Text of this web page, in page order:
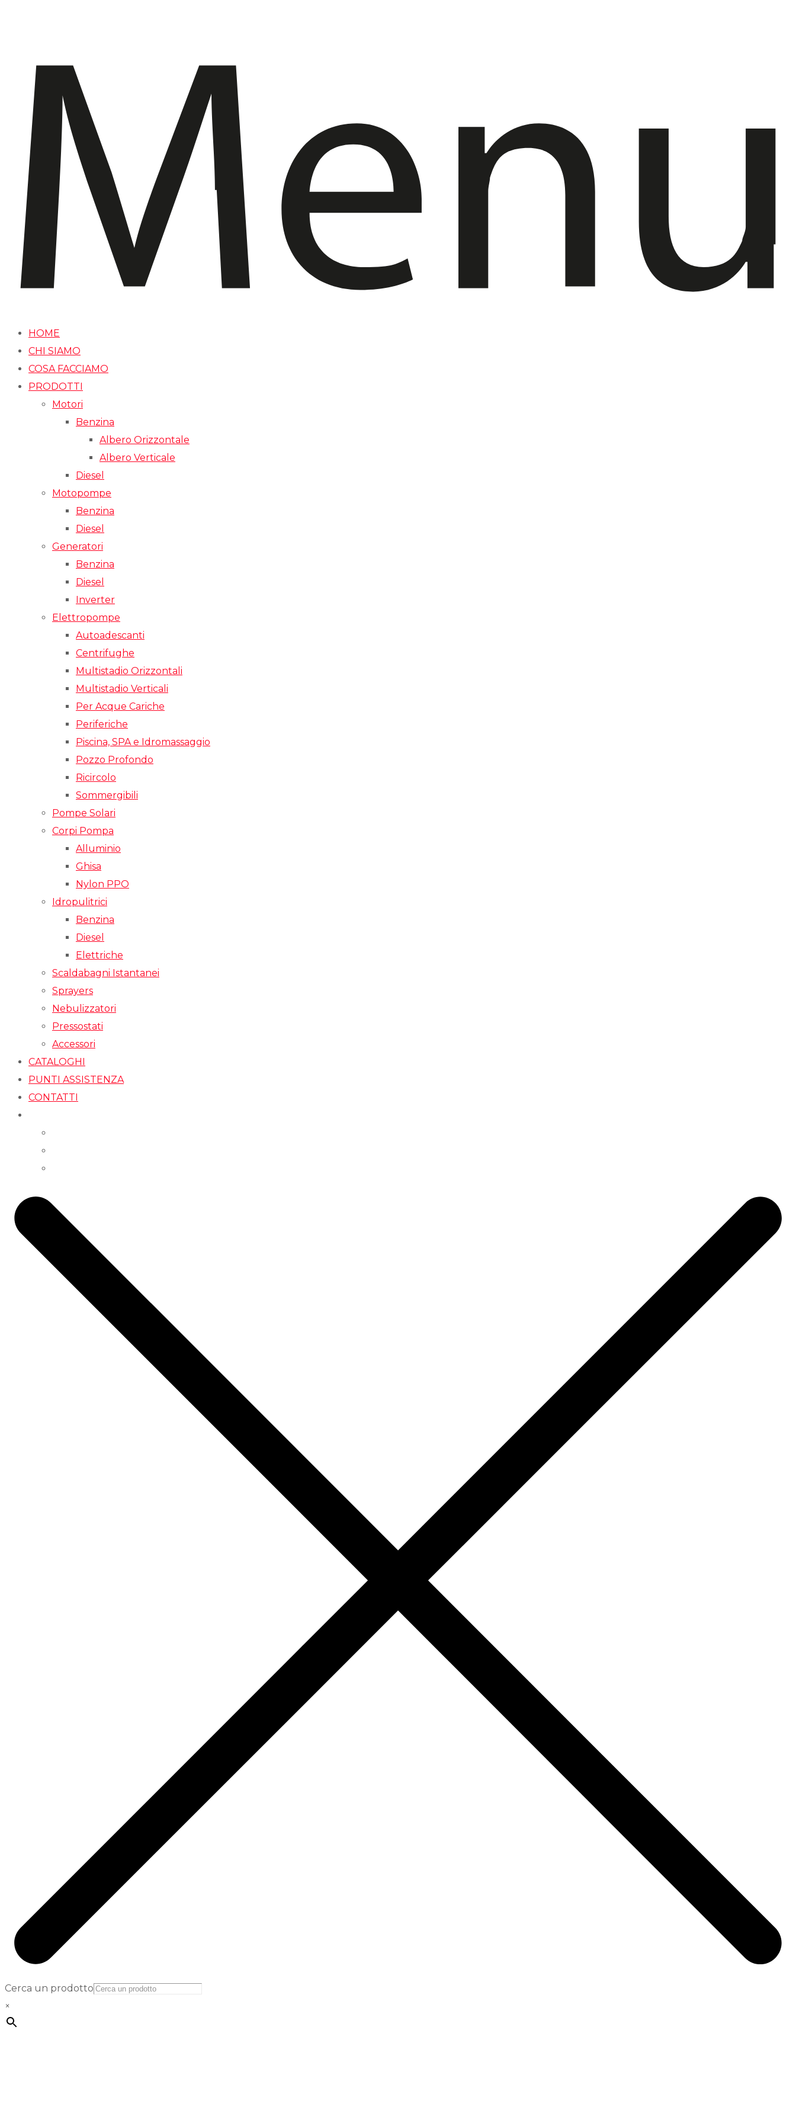
HOME
CHI SIAMO
COSA FACCIAMO
PRODOTTI
Motori
Benzina
Albero Orizzontale
Albero Verticale
Diesel
Motopompe
Benzina
Diesel
Generatori
Benzina
Diesel
Inverter
Elettropompe
Autoadescanti
Centrifughe
Multistadio Orizzontali
Multistadio Verticali
Per Acque Cariche
Periferiche
Piscina, SPA e Idromassaggio
Pozzo Profondo
Ricircolo
Sommergibili
Pompe Solari
Corpi Pompa
Alluminio
Ghisa
Nylon PPO
Idropulitrici
Benzina
Diesel
Elettriche
Scaldabagni Istantanei
Sprayers
Nebulizzatori
Pressostati
Accessori
CATALOGHI
PUNTI ASSISTENZA
CONTATTI
Cerca un prodotto
×